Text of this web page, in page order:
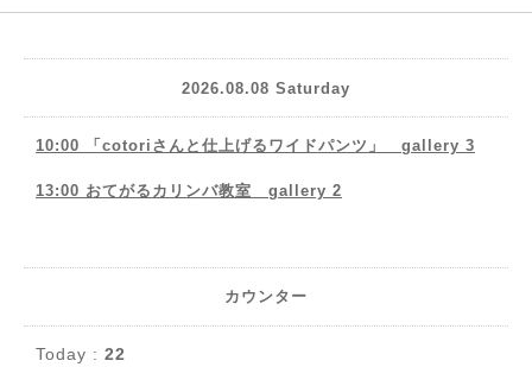
2026.08.08 Saturday
10:00 「cotoriさんと仕上げるワイドパンツ」 gallery 3
13:00 おてがるカリンバ教室 gallery 2
カウンター
Today : 22